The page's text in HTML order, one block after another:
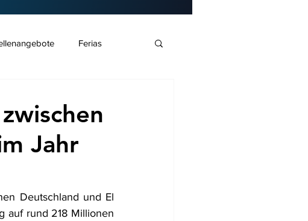
Ferias
Jahr
Deutschland und El
auf rund 218 Millionen